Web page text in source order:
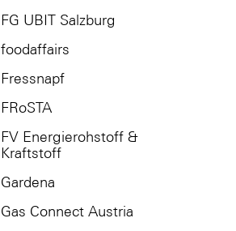
FG UBIT Salzburg
foodaffairs
Fressnapf
FRoSTA
FV Energierohstoff &
Kraftstoff
Gardena
Gas Connect Austria